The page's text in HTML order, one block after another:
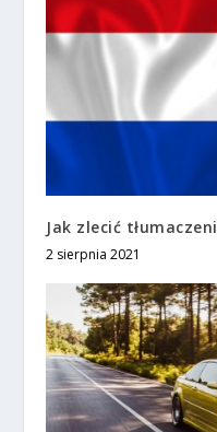
Jak zlecić
2 sierpnia 2021